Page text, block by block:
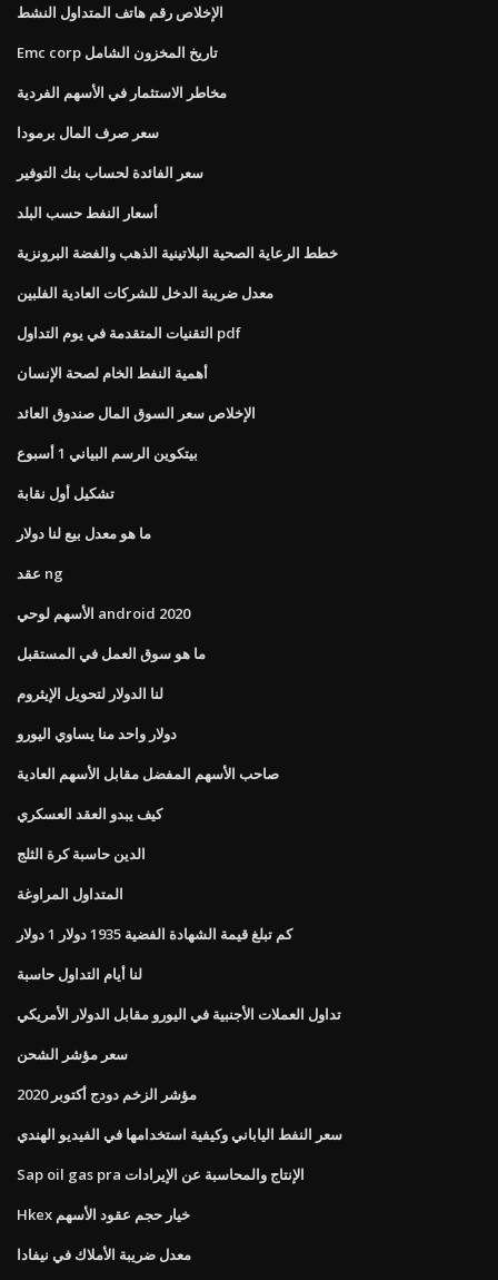
الإخلاص رقم هاتف المتداول النشط
Emc corp تاريخ المخزون الشامل
مخاطر الاستثمار في الأسهم الفردية
سعر صرف المال برمودا
سعر الفائدة لحساب بنك التوفير
أسعار النفط حسب البلد
خطط الرعاية الصحية البلاتينية الذهب والفضة البرونزية
معدل ضريبة الدخل للشركات العادية الفلبين
التقنيات المتقدمة في يوم التداول pdf
أهمية النفط الخام لصحة الإنسان
الإخلاص سعر السوق المال صندوق العائد
بيتكوين الرسم البياني 1 أسبوع
تشكيل أول نقابة
ما هو معدل بيع لنا دولار
عقد ng
الأسهم لوحي android 2020
ما هو سوق العمل في المستقبل
لنا الدولار لتحويل الإيثروم
دولار واحد منا يساوي اليورو
صاحب الأسهم المفضل مقابل الأسهم العادية
كيف يبدو العقد العسكري
الدين حاسبة كرة الثلج
المتداول المراوغة
كم تبلغ قيمة الشهادة الفضية 1935 دولار 1 دولار
لنا أيام التداول حاسبة
تداول العملات الأجنبية في اليورو مقابل الدولار الأمريكي
سعر مؤشر الشحن
مؤشر الزخم دودج أكتوبر 2020
سعر النفط الياباني وكيفية استخدامها في الفيديو الهندي
Sap oil gas pra الإنتاج والمحاسبة عن الإيرادات
Hkex خيار حجم عقود الأسهم
معدل ضريبة الأملاك في نيفادا